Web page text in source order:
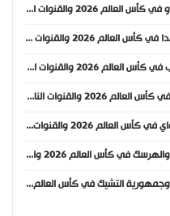
موعد مباراة ألمانيا وكوراساو في كأس العالم 2026 والقنوات الناقلة
موعد مباراة هايتي واسكتلندا في كأس العالم 2026 والقنوات الناقلة
موعد مباراة البرازيل والمغرب في كأس العالم 2026 والقنوات الناقلة
موعد مباراة قطر وسويسرا في كأس العالم 2026 والقنوات الناقلة
موعد مباراة أمريكا والباراغواي في كأس العالم 2026 والقنوات الناقلة
موعد مباراة كندا والبوسنة والهرسك في كأس العالم 2026 والقنوات الناقلة
موعد مباراة كوريا الجنوبية وجمهورية التشيك في كأس العالم 2026 والقنوات الناقلة